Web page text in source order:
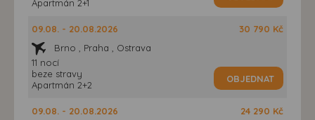
Apartmán 2+1
09.08. - 20.08.2026
Brno , Praha , Ostrava
11 nocí
beze stravy
Apartmán 2+2
30 790 Kč
OBJEDNAT
09.08. - 20.08.2026
24 290 Kč